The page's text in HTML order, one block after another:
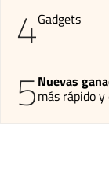
4Gadgets
5Nuevas
más rápido